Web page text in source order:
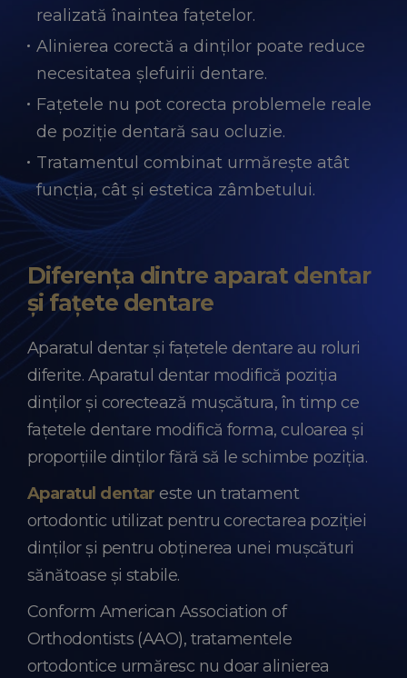
realizată înaintea fațetelor.
Alinierea corectă a dinților poate reduce
necesitatea șlefuirii dentare.
Fațetele nu pot corecta problemele reale
de poziție dentară sau ocluzie.
Tratamentul combinat urmărește atât
funcția, cât și estetica zâmbetului.
Diferența dintre aparat dentar
și fațete dentare
Aparatul dentar și fațetele dentare au roluri
diferite. Aparatul dentar modifică poziția
dinților și corectează mușcătura, în timp ce
fațetele dentare modifică forma, culoarea și
proporțiile dinților fără să le schimbe poziția.
Aparatul dentar este un tratament
ortodontic utilizat pentru corectarea poziției
dinților și pentru obținerea unei mușcături
sănătoase și stabile.
Conform American Association of
Orthodontists (AAO), tratamentele
ortodontice urmăresc nu doar alinierea